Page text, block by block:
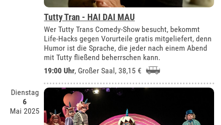
Tutty Tran - HAI DAI MAU
Wer Tutty Trans Comedy-Show besucht, bekommt
Life-Hacks gegen Vorurteile gratis mitgeliefert, denn
Humor ist die Sprache, die jeder nach einem Abend
mit Tutty fließend beherrschen kann.
19:00 Uhr, Großer Saal, 38,15 €
Dienstag
6
Mai 2025